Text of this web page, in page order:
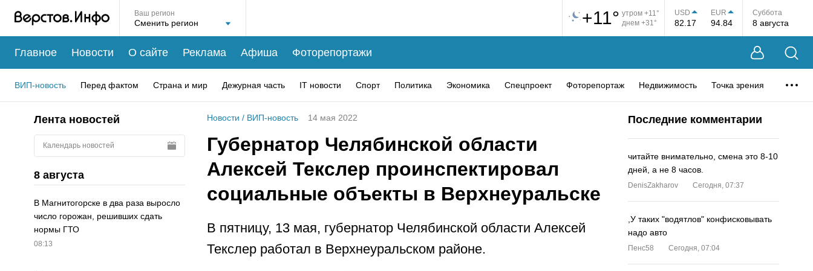
Ваш регион +11° утром +11°
днем +31°
USD
82.17
EUR
94.84
Суббота
8 августа
Главное Новости О сайте Реклама Афиша Фоторепортажи
ВИП-новость Перед фактом Страна и мир Дежурная часть IT новости Спорт Политика Экономика Спецпроект Фоторепортаж Недвижимость Точка зрения
Лента новостей
Календарь новостей
8 августа
В Магнитогорске в два раза выросло
число горожан, решивших сдать
нормы ГТО
08:13
Новости / ВИП-новость 14 мая 2022
Губернатор Челябинской области
Алексей Текслер проинспектировал
социальные объекты в Верхнеуральске
В пятницу, 13 мая, губернатор Челябинской области Алексей
Текслер работал в Верхнеуральском районе.
Последние комментарии
читайте внимательно, смена это 8-10
дней, а не 8 часов.
DenisZakharov Сегодня, 07:37
,У таких "водятлов" конфисковывать
надо авто
Пенс58 Сегодня, 07:04